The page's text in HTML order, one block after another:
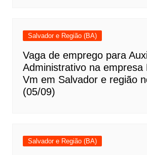
Salvador e Região (BA)
Vaga de emprego para
Administrativo na empresa
Vm em Salvador e região
(05/09)
Salvador e Região (BA)